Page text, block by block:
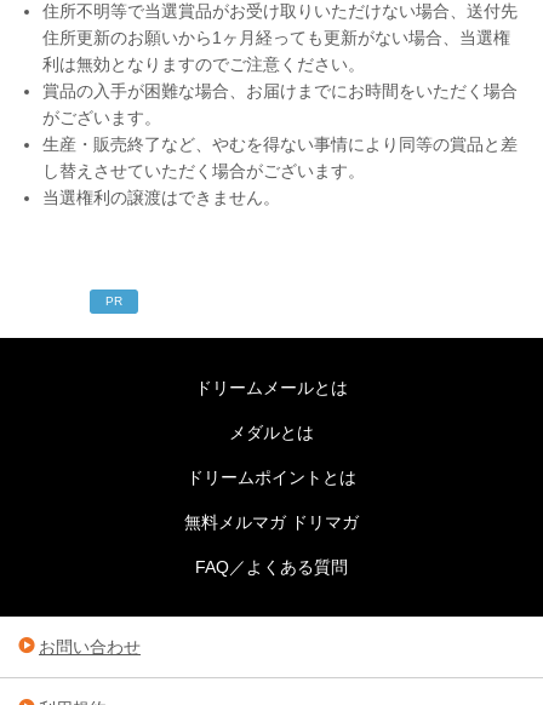
住所不明等で当選賞品がお受け取りいただけない場合、送付先
住所更新のお願いから1ヶ月経っても更新がない場合、当選権
利は無効となりますのでご注意ください。
賞品の入手が困難な場合、お届けまでにお時間をいただく場合
がございます。
生産・販売終了など、やむを得ない事情により同等の賞品と差
し替えさせていただく場合がございます。
当選権利の譲渡はできません。
PR
ドリームメールとは
メダルとは
ドリームポイントとは
無料メルマガ ドリマガ
FAQ／よくある質問
お問い合わせ